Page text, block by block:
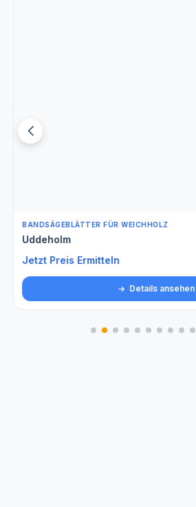
BANDSÄGEBLÄTTER FÜR WEICHHOLZ
Uddeholm
Jetzt Preis Ermitteln
Details ansehen